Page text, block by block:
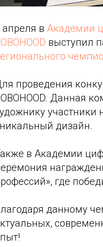
апреля в Академии
выступил
проведения
Данная
участники
дизайн.
в Академии
где
данному